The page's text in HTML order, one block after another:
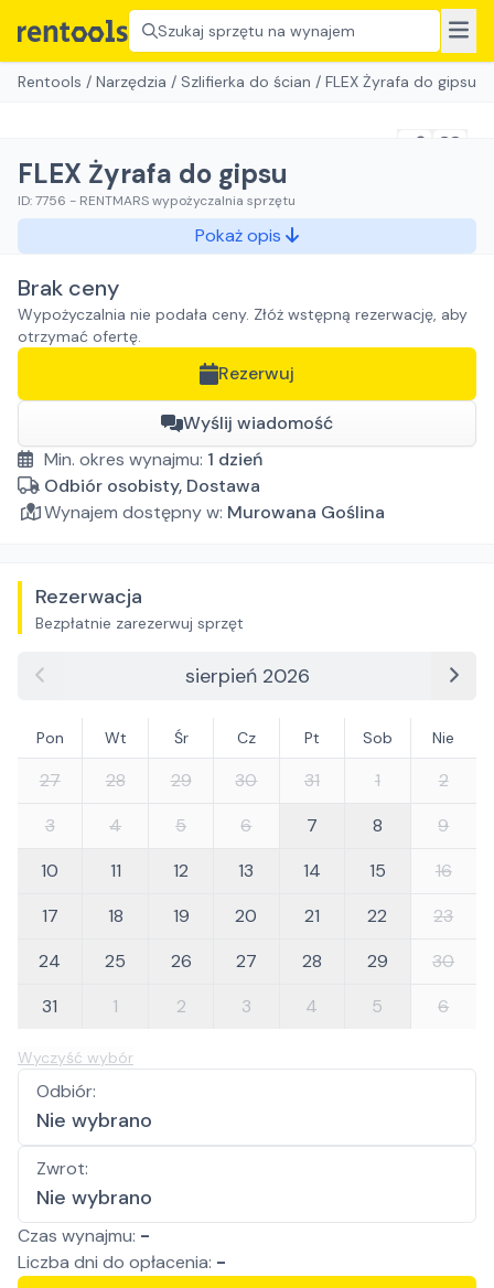
Szukaj sprzętu na wynajem
Rentools / Narzędzia / Szlifierka do ścian / FLEX Żyrafa do gipsu
FLEX Żyrafa do gipsu
ID:7756 - RENTMARS wypożyczalnia sprzętu
Pokaż opis
Brak ceny
Wypożyczalnia nie podała ceny. Złóż wstępną rezerwację, aby
otrzymać ofertę.
Rezerwuj
Wyślij wiadomość
Min. okres wynajmu: 1 dzień
Odbiór osobisty, Dostawa
Wynajem dostępny w: Murowana Goślina
Rezerwacja
Bezpłatnie zarezerwuj sprzęt
sierpień 2026
Pon Wt Śr Cz Pt Sob Nie
27 28 29 30 31 1
2
3
4 5 6 7 8
9
10
11 12 13 14 15
16
17
18 19 20 21 22
23
24
25 26 27 28 29
30
31
1 2 3 4 5 6
Wyczyść wybór
Odbiór:
Nie wybrano
Zwrot:
Nie wybrano
Czas wynajmu: -
Liczba dni do opłacenia: -